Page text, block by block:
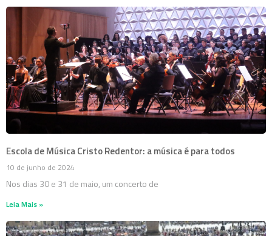
Escola de Música Cristo Redentor: a música é para todos
10 de junho de 2024
Nos dias 30 e 31 de maio, um concerto de
Leia Mais »